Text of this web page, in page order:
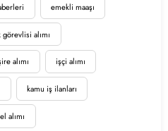
emekli maaşı
alımı
alımı işçi alımı
kamu iş ilanları
alımı